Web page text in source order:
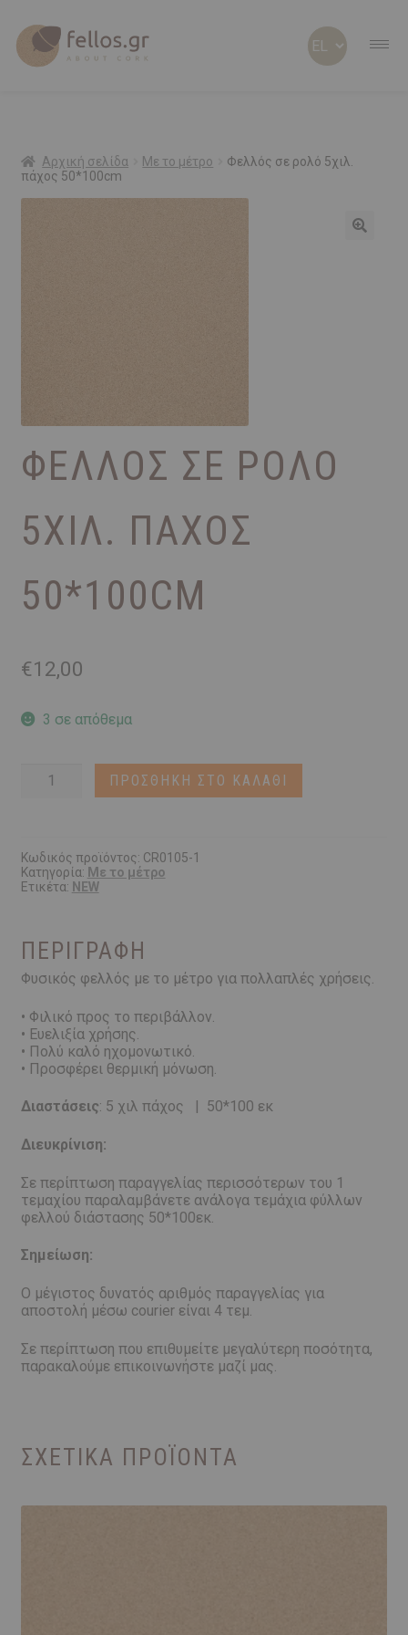
ABOUT US
Αρχική σελίδα Με το μέτρο
Φελλός σε ρολό 5χιλ.
πάχος 50*100cm
ΦΕΛΛΌΣ ΣΕ ΡΟΛΌ
5ΧΙΛ. ΠΆΧΟΣ
50*100CM
€12,00
3 σε απόθεμα
Φελλός
|
50*100cm
ποσότητα
ΠΡΟΣΘΉΚΗ ΣΤΟ ΚΑΛΆΘΙ
Κωδικός προϊόντος: CR0105-1
Κατηγορία: Με το μέτρο
Ετικέτα: NEW
ΠΕΡΙΓΡΑΦΉ
Φυσικός φελλός με το μέτρο για πολλαπλές χρήσεις.
• Φιλικό προς το περιβάλλον.
• Ευελιξία χρήσης.
• Πολύ καλό ηχομονωτικό.
• Προσφέρει θερμική μόνωση.
Διαστάσεις: 5 χιλ πάχος 50*100 εκ
Διευκρίνιση:
Σε περίπτωση παραγγελίας περισσότερων του 1
τεμαχίου παραλαμβάνετε ανάλογα τεμάχια φύλλων
φελλού διάστασης 50*100εκ.
Σημείωση:
Ο μέγιστος δυνατός αριθμός παραγγελίας για
αποστολή μέσω courier είναι 4 τεμ.
Σε περίπτωση που επιθυμείτε μεγαλύτερη ποσότητα,
παρακαλούμε επικοινωνήστε μαζί μας.
ΣΧΕΤΙΚΆ ΠΡΟΪΌΝΤΑ